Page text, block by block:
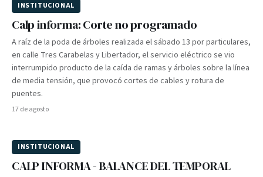
PIONERO
INSTITUCIONAL
Calp informa: Corte no programado
A raíz de la poda de árboles realizada el sábado 13 por particulares,
en calle Tres Carabelas y Libertador, el servicio eléctrico se vio
interrumpido producto de la caída de ramas y árboles sobre la línea
de media tensión, que provocó cortes de cables y rotura de
puentes.
17 de agosto
PIONERO
INSTITUCIONAL
CALP INFORMA - BALANCE DEL TEMPORAL